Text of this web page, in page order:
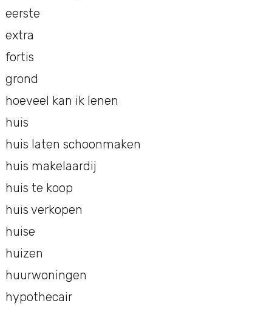
eerste
extra
fortis
grond
hoeveel kan ik lenen
huis
huis laten schoonmaken
huis makelaardij
huis te koop
huis verkopen
huise
huizen
huurwoningen
hypothecair